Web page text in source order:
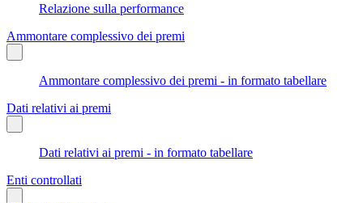
Relazione sulla performance
Ammontare complessivo dei premi
Ammontare complessivo dei premi - in formato tabellare
Dati relativi ai premi
Dati relativi ai premi - in formato tabellare
Enti controllati